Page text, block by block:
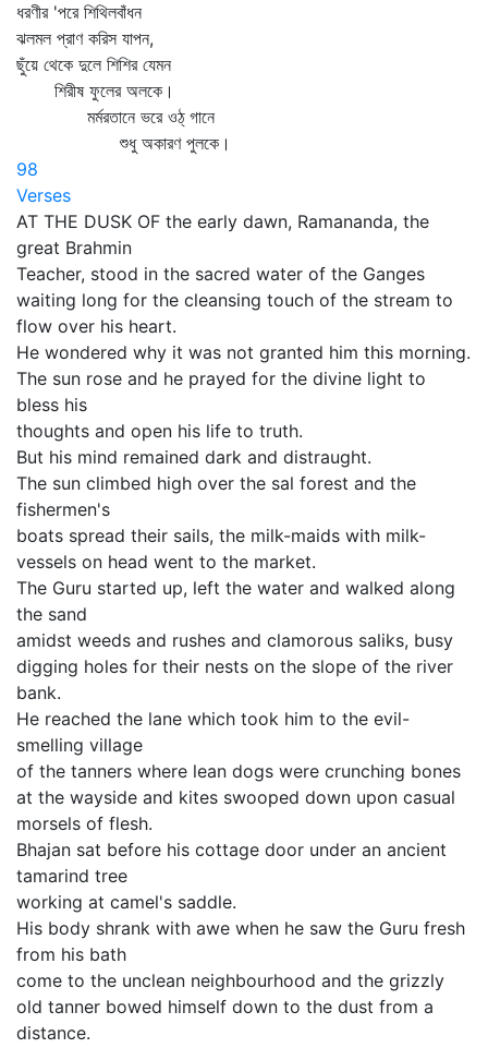
ধরণীর 'পরে শিথিলবাঁধন
ঝলমল প্রাণ করিস যাপন,
ছুঁয়ে থেকে দুলে শিশির যেমন
শিরীষ ফুলের অলকে।
মর্মরতানে ভরে ওঠ্‌ গানে
শুধু অকারণ পুলকে।
98
Verses
AT THE DUSK OF the early dawn, Ramananda, the
great Brahmin
Teacher, stood in the sacred water of the Ganges
waiting long for the cleansing touch of the stream to
flow over his heart.
He wondered why it was not granted him this morning.
The sun rose and he prayed for the divine light to
bless his
thoughts and open his life to truth.
But his mind remained dark and distraught.
The sun climbed high over the sal forest and the
fishermen's
boats spread their sails, the milk-maids with milk-
vessels on head went to the market.
The Guru started up, left the water and walked along
the sand
amidst weeds and rushes and clamorous saliks, busy
digging holes for their nests on the slope of the river
bank.
He reached the lane which took him to the evil-
smelling village
of the tanners where lean dogs were crunching bones
at the wayside and kites swooped down upon casual
morsels of flesh.
Bhajan sat before his cottage door under an ancient
tamarind tree
working at camel's saddle.
His body shrank with awe when he saw the Guru fresh
from his bath
come to the unclean neighbourhood and the grizzly
old tanner bowed himself down to the dust from a
distance.